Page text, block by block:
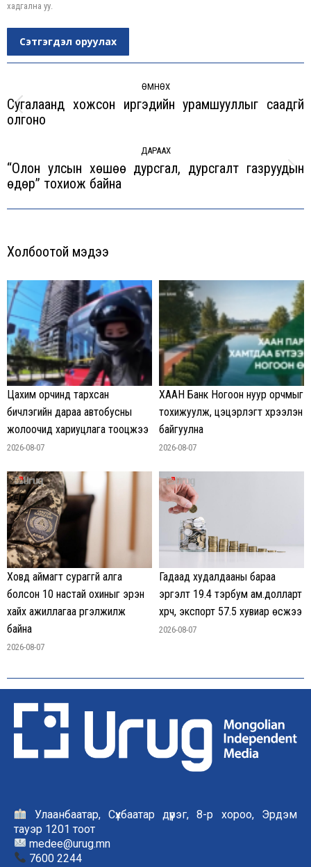
хадгална уу.
Сэтгэгдэл оруулах
ӨМНӨХ
Previous
Сугалаанд хожсон иргэдийн урамшууллыг саадгүй
олгоно
ДАРААХ
Next
“Олон улсын хөшөө дурсгал, дурсгалт газруудын
өдөр” тохиож байна
Холбоотой мэдээ
Цахим орчинд тархсан
бичлэгийн дараа автобусны
жолоочид хариуцлага тооцжээ
2026-08-07
ХААН Банк Ногоон нуур орчмыг
тохижуулж, цэцэрлэгт хүрээлэн
байгуулна
2026-08-07
Ховд аймагт сураггүй алга
болсон 10 настай охиныг эрэн
хайх ажиллагаа үргэлжилж
байна
2026-08-07
Гадаад худалдааны бараа
эргэлт 19.4 тэрбум ам.долларт
хүрч, экспорт 57.5 хувиар өсжээ
2026-08-07
Улаанбаатар, Сүхбаатар дүүрэг, 8-р хороо, Эрдэм
тауэр 1201 тоот
medee@urug.mn
7600 2244